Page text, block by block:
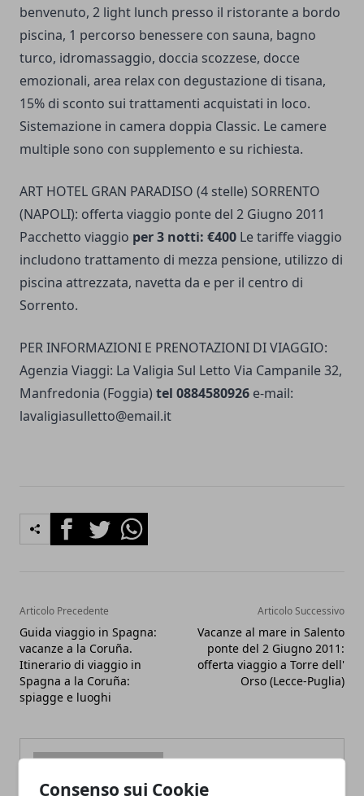
Consenso sui Cookie
benvenuto, 2 light lunch presso il ristorante a bordo
piscina, 1 percorso benessere con sauna, bagno
turco, idromassaggio, doccia scozzese, docce
emozionali, area relax con degustazione di tisana,
15% di sconto sui trattamenti acquistati in loco.
Sistemazione in camera doppia Classic. Le camere
multiple sono con supplemento e su richiesta.
ART HOTEL GRAN PARADISO (4 stelle) SORRENTO
(NAPOLI): offerta viaggio ponte del 2 Giugno 2011
Pacchetto viaggio per 3 notti: €400 Le tariffe viaggio
includono trattamento di mezza pensione, utilizzo di
piscina attrezzata, navetta da e per il centro di
Sorrento.
PER INFORMAZIONI E PRENOTAZIONI DI VIAGGIO:
Agenzia Viaggi: La Valigia Sul Letto Via Campanile 32,
Manfredonia (Foggia) tel 0884580926 e-mail:
lavaligiasulletto@email.it
FacebookTwitterWhatsapp
Articolo Precedente
Guida viaggio in Spagna:
vacanze a la Coruña.
Itinerario di viaggio in
Spagna a la Coruña:
spiagge e luoghi
Articolo Successivo
Vacanze al mare in Salento
ponte del 2 Giugno 2011:
offerta viaggio a Torre dell'
Orso (Lecce-Puglia)